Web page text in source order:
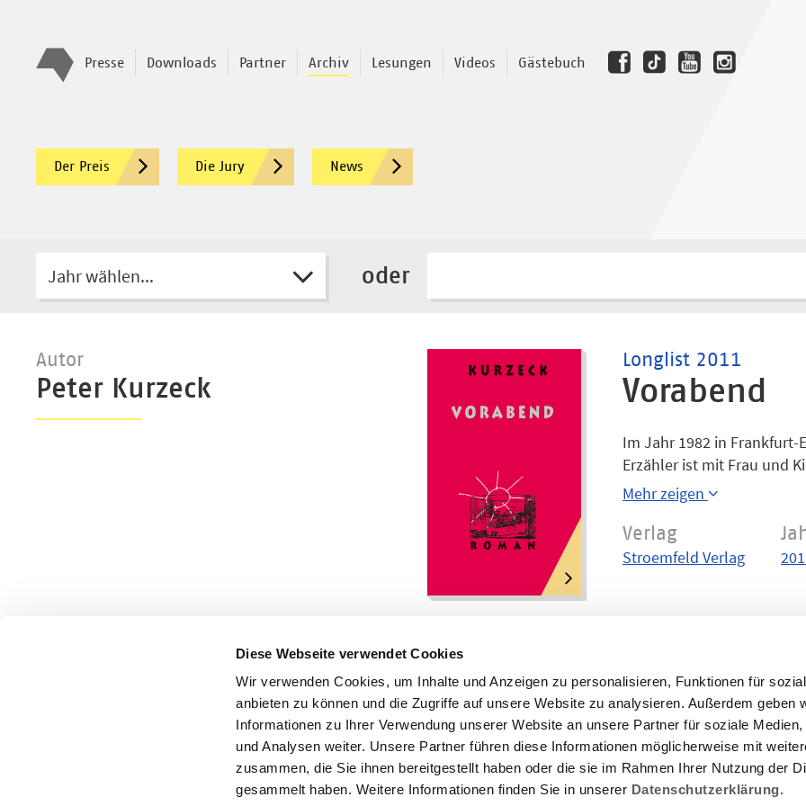
Diese Webseite verwendet Cookies
Wir verwenden Cookies, um Inhalte und Anzeigen zu personalisieren, Funktionen für
anbieten zu können und die Zugriffe auf unsere Website zu analysieren. Außerdem geben
Informationen zu Ihrer Verwendung unserer Website an unsere Partner für soziale Medien,
und Analysen weiter. Unsere Partner führen diese Informationen möglicherweise mit
zusammen, die Sie ihnen bereitgestellt haben oder die sie im Rahmen Ihrer Nutzung der
gesammelt haben. Weitere Informationen finden Sie in unserer Datenschutzerklärung.
Presse Downloads Partner Archiv Lesungen Videos Gästebuch
Der Preis Die Jury News
Jahr wählen... oder
Autor
Peter Kurzeck
Longlist 2011
Vorabend
Im Jahr 1982 in Frankfurt-
Erzähler ist mit Frau und
Wochenende, bevor die
müde. Will schlafen. Um
dazu die Stimmen in
Und wir begleiten ihn in
Mehr zeigen
Verlag
Stroemfeld Verlag